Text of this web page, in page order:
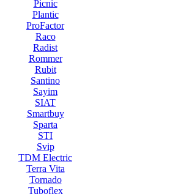
Picnic
Plantic
ProFactor
Raco
Radist
Rommer
Rubit
Santino
Sayim
SIAT
Smartbuy
Sparta
STI
Svip
TDM Electric
Terra Vita
Tornado
Tuboflex